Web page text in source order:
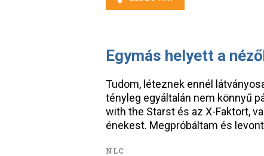
Egymás helyett a
Tudom, léteznek ennél
tényleg egyáltalán nem könnyű
with the Starst és az X-Faktort,
énekest. Megpróbáltam és
NLC